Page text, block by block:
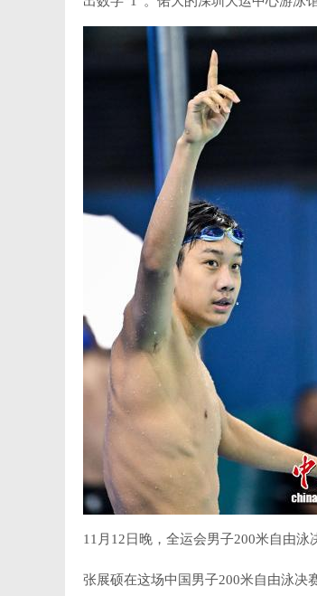
11月12日晚，全运会男子200米自由
张展硕在这场中国男子200米自由泳决